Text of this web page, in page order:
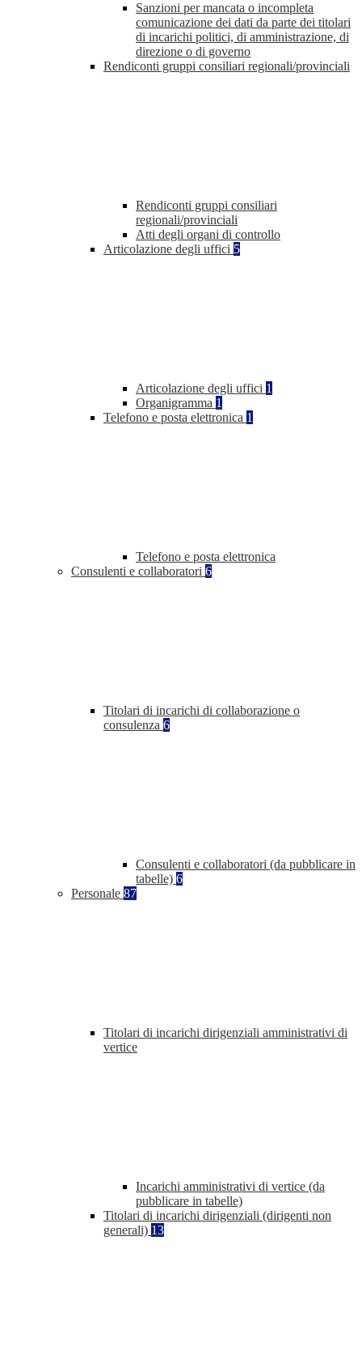
Sanzioni per mancata o incompleta
comunicazione dei dati da parte dei titolari
di incarichi politici, di amministrazione, di
direzione o di governo
Rendiconti gruppi consiliari regionali/provinciali
Rendiconti gruppi consiliari
regionali/provinciali
Atti degli organi di controllo
Articolazione degli uffici 5
Articolazione degli uffici 1
Organigramma 1
Telefono e posta elettronica 1
Telefono e posta elettronica
Consulenti e collaboratori 6
Titolari di incarichi di collaborazione o
consulenza 6
Consulenti e collaboratori (da pubblicare in
tabelle) 6
Personale 87
Titolari di incarichi dirigenziali amministrativi di
vertice
Incarichi amministrativi di vertice (da
pubblicare in tabelle)
Titolari di incarichi dirigenziali (dirigenti non
generali) 13